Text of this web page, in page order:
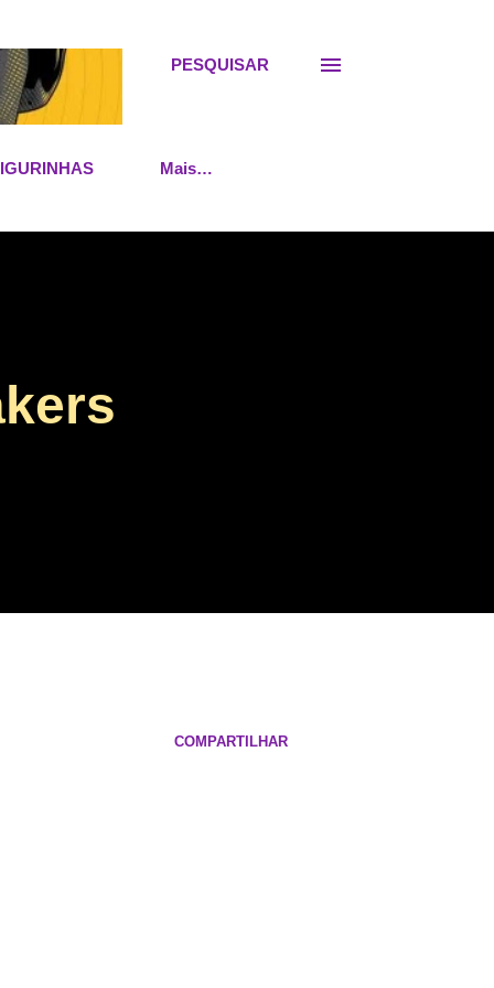
PESQUISAR
Mais…
COMPARTILHAR